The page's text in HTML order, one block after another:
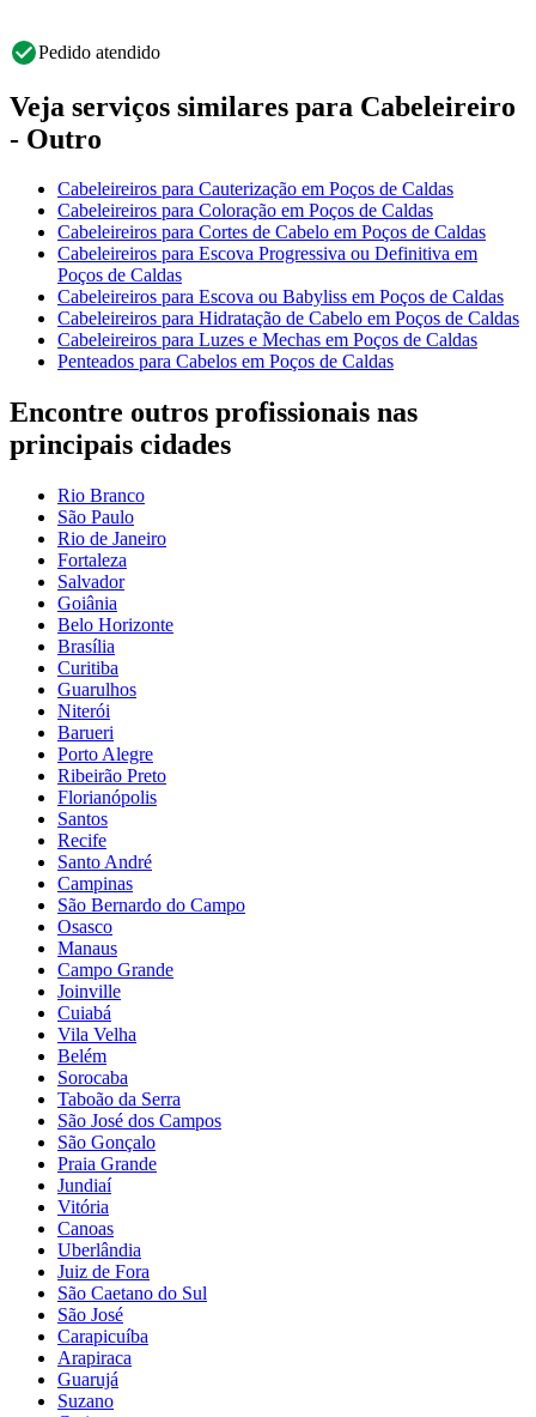
Pedido atendido
Veja serviços similares para Cabeleireiro
- Outro
Cabeleireiros para Cauterização em Poços de Caldas
Cabeleireiros para Coloração em Poços de Caldas
Cabeleireiros para Cortes de Cabelo em Poços de Caldas
Cabeleireiros para Escova Progressiva ou Definitiva em
Poços de Caldas
Cabeleireiros para Escova ou Babyliss em Poços de Caldas
Cabeleireiros para Hidratação de Cabelo em Poços de Caldas
Cabeleireiros para Luzes e Mechas em Poços de Caldas
Penteados para Cabelos em Poços de Caldas
Encontre outros profissionais nas
principais cidades
Rio Branco
São Paulo
Rio de Janeiro
Fortaleza
Salvador
Goiânia
Belo Horizonte
Brasília
Curitiba
Guarulhos
Niterói
Barueri
Porto Alegre
Ribeirão Preto
Florianópolis
Santos
Recife
Santo André
Campinas
São Bernardo do Campo
Osasco
Manaus
Campo Grande
Joinville
Cuiabá
Vila Velha
Belém
Sorocaba
Taboão da Serra
São José dos Campos
São Gonçalo
Praia Grande
Jundiaí
Vitória
Canoas
Uberlândia
Juiz de Fora
São Caetano do Sul
São José
Carapicuíba
Arapiraca
Guarujá
Suzano